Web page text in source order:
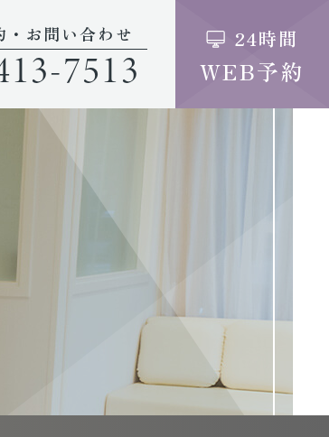
・お問い合わせ
7513
24時間
WEB予約